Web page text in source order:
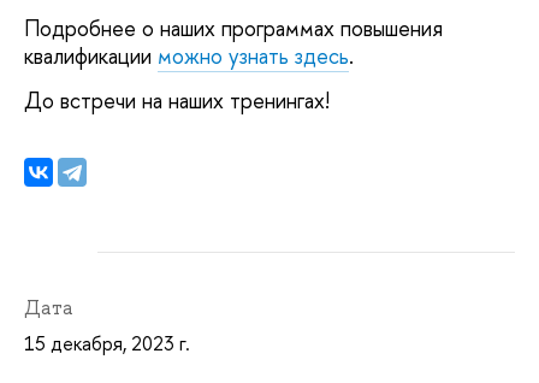
Подробнее о наших программах повышения
квалификации можно узнать здесь.
До встречи на наших тренингах!
Дата
15 декабря, 2023 г.